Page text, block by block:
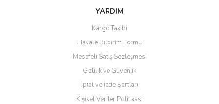
Ürün fiyatı diğer sitelerden daha pahalı.
Gönder
YARDIM
Kargo Takibi
Havale Bildirim Formu
Mesafeli Satış Sözleşmesi
Gizlilik ve Güvenlik
İptal ve İade Şartları
Kişisel Veriler Politikası